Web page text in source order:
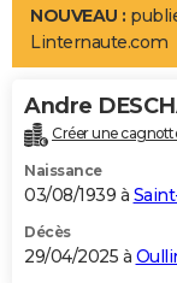
LIFESTYLE
Art de vivre
Bien-être
Loisirs
Mode
Modes de vie
Alimentation
Guide de la santé
Maladies
Médicaments
Sommeil
VOYAGE
Destinations
City break
Voyage nature
Voyage de noces
Forum
Climat
+PHOTO
GUIDES D'ACHAT
BONS PLANS
NOUVEAU :
Linternaute.com
Andre
Créer une
Naissance
03/08/1939 à
Décès
29/04/2025 à